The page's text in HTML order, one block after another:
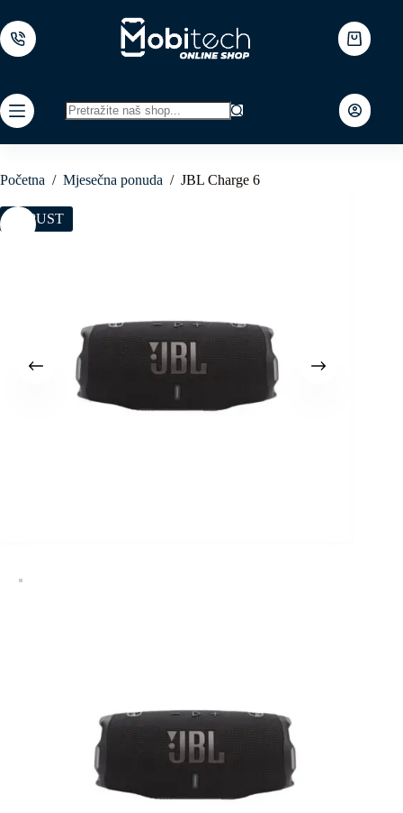
to
content
Shopping
cart
results
Početna / Mjesečna ponuda / JBL Charge 6
POPUST